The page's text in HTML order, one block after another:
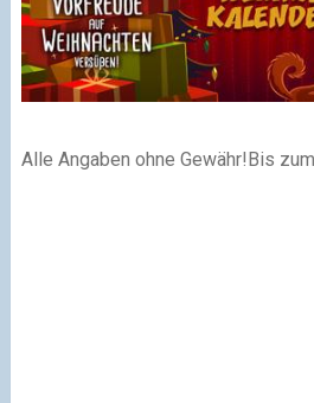
Alle Angaben ohne Gewähr!Bis